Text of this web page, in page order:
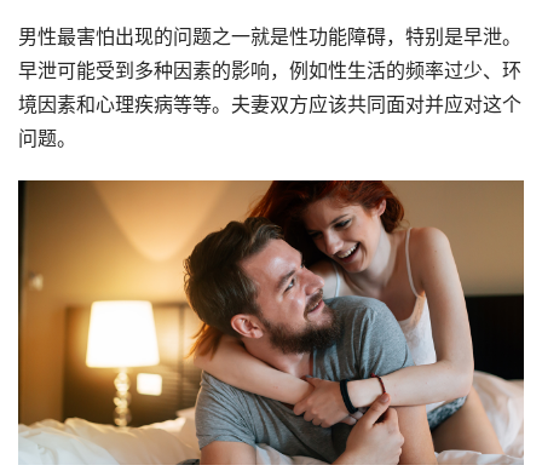
男性最害怕出现的问题之一就是性功能障碍，特别是早泄。
早泄可能受到多种因素的影响，例如性生活的频率过少、环
境因素和心理疾病等等。夫妻双方应该共同面对并应对这个
问题。